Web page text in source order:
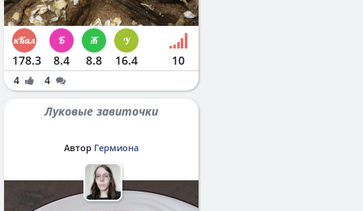
178.3 8.4 8.8 16.4 10
4 4
Луковые завиточки
Автор Гермиона